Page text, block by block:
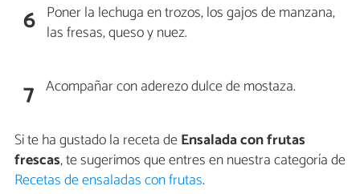
6 Poner la lechuga en trozos, los gajos de manzana,
las fresas, queso y nuez.
7 Acompañar con aderezo dulce de mostaza.
Si te ha gustado la receta deEnsalada con frutas
frescas, te sugerimos que entres en nuestra categoría de
Recetas de ensaladas con frutas.